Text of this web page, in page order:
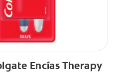
Encías Therapy